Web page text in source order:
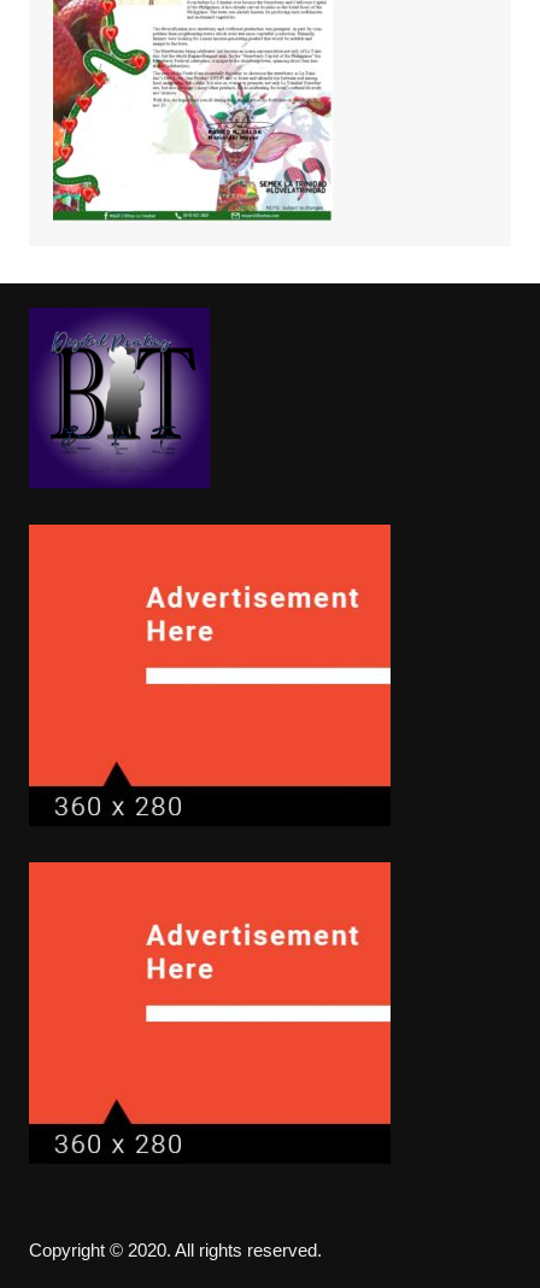
Copyright © 2020. All rights reserved.